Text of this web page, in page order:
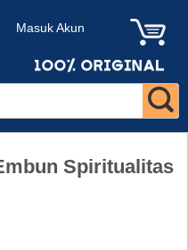
Masuk Akun
Spiritualitas